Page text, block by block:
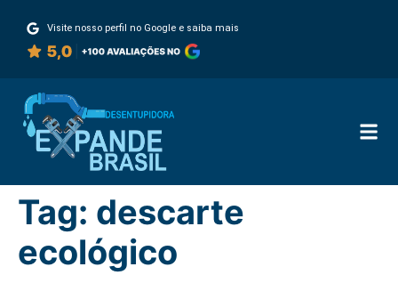
Visite nosso perfil no Google e saiba mais
Tag: descarte
ecológico